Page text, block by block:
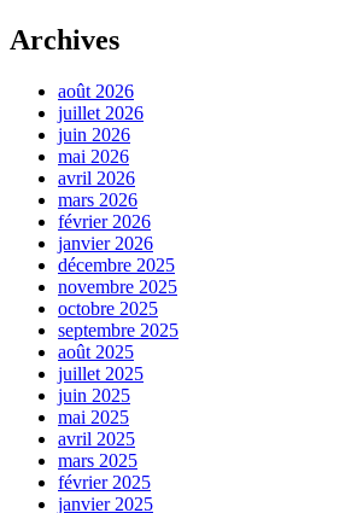
Archives
août 2026
juillet 2026
juin 2026
mai 2026
avril 2026
mars 2026
février 2026
janvier 2026
décembre 2025
novembre 2025
octobre 2025
septembre 2025
août 2025
juillet 2025
juin 2025
mai 2025
avril 2025
mars 2025
février 2025
janvier 2025